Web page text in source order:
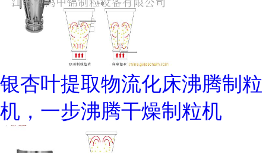
银杏叶提取物流化床沸腾制粒
机，一步沸腾干燥制粒机